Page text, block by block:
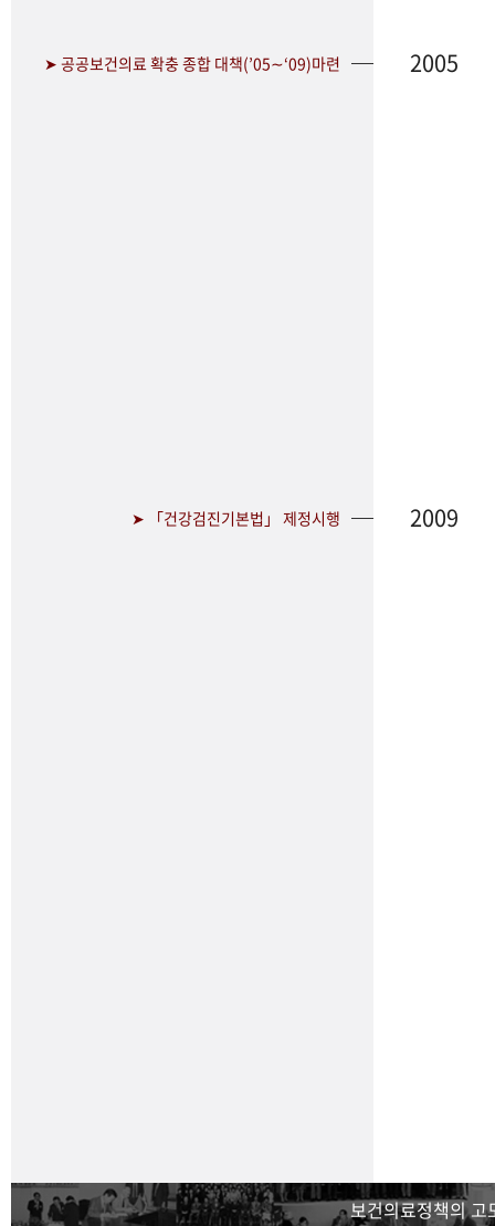
➤ 공공보건의료 확충 종합 대책(’05∼‘09)마련 2005
➤ 「건강검진기본법」 제정시행 2009
보건의료정책의 고